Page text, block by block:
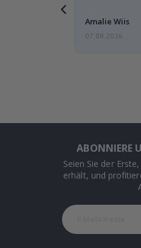
Amalie Wiis
07.08.2026
ABONNIERE
Seien Sie der
erhält, und